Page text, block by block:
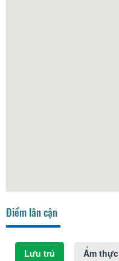
Điểm lân cận
Lưu trú Ẩm thực